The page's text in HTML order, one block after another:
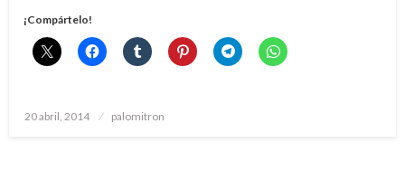
¡Compártelo!
Publicado
20 abril, 2014 palomitron